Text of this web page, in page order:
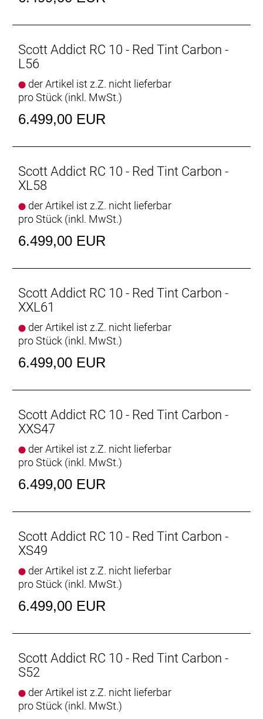
Scott Addict RC 10 - Red Tint Carbon -
L56
der Artikel ist z.Z. nicht lieferbar
pro Stück (inkl. MwSt.)
6.499,00 EUR
Scott Addict RC 10 - Red Tint Carbon -
XL58
der Artikel ist z.Z. nicht lieferbar
pro Stück (inkl. MwSt.)
6.499,00 EUR
Scott Addict RC 10 - Red Tint Carbon -
XXL61
der Artikel ist z.Z. nicht lieferbar
pro Stück (inkl. MwSt.)
6.499,00 EUR
Scott Addict RC 10 - Red Tint Carbon -
XXS47
der Artikel ist z.Z. nicht lieferbar
pro Stück (inkl. MwSt.)
6.499,00 EUR
Scott Addict RC 10 - Red Tint Carbon -
XS49
der Artikel ist z.Z. nicht lieferbar
pro Stück (inkl. MwSt.)
6.499,00 EUR
Scott Addict RC 10 - Red Tint Carbon -
S52
der Artikel ist z.Z. nicht lieferbar
pro Stück (inkl. MwSt.)